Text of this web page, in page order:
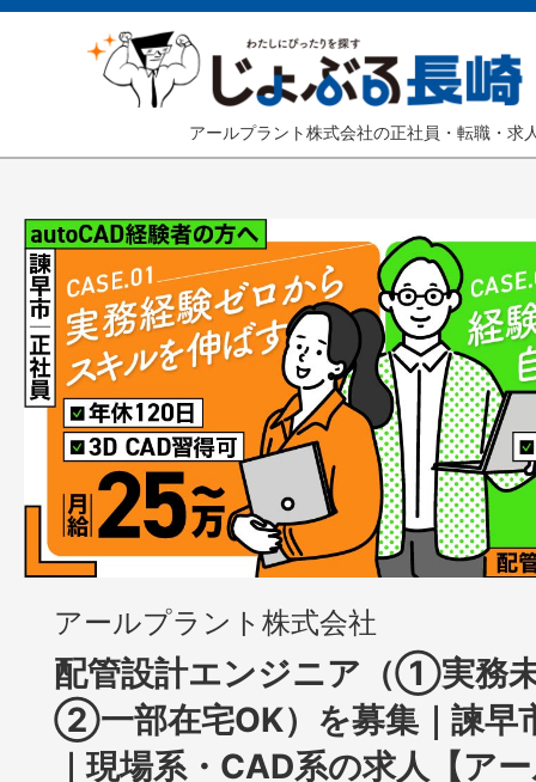
アールプラント株式会社の正社員・転職・求
アールプラント株式会社
配管設計エンジニア（①実務
②一部在宅OK）を募集｜諫早
｜現場系・CAD系の求人【ア